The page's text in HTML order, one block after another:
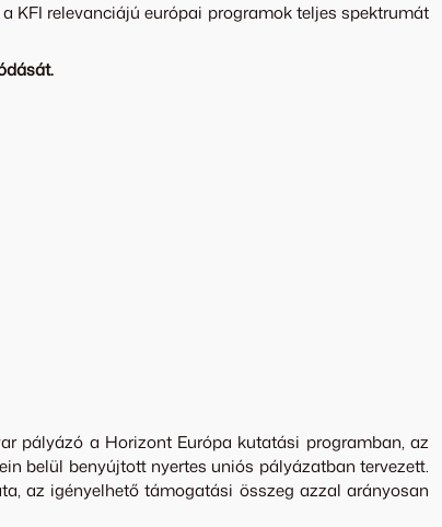
KFI relevanciájú európai programok teljes spektrumát
pályázó a Horizont Európa kutatási programban, az
belül benyújtott nyertes uniós pályázatban tervezett.
az igényelhető támogatási összeg azzal arányosan